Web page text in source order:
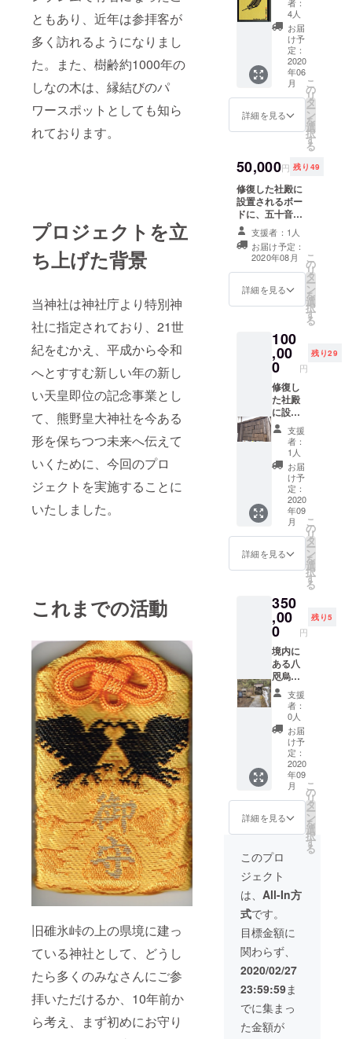
ともあり、近年は参拝客が
多く訪れるようになりまし
た。また、樹齢約1000年の
しなの木は、縁結びのパ
ワースポットとしても知ら
れております。
プロジェクトを立
ち上げた背景
当神社は神社庁より特別神
社に指定されており、21世
紀をむかえ、平成から令和
へとすすむ新しい年の新し
い天皇即位の記念事業とし
て、熊野皇大神社を今ある
形を保ちつつ未来へ伝えて
いくために、今回のプロ
ジェクトを実施することに
いたしました。
これまでの活動
旧碓氷峠の上の県境に建っ
ている神社として、どうし
たら多くのみなさんにご参
拝いただけるか、10年前か
ら考え、まず初めにお守り
に今回
のクラ
ウド
ファン
ドのみ
の特別
な御朱
印を記
載して
②絵馬
は備考
欄に絵
馬に書
くお願
い事を
書いて
いただ
神社に
て記入
奉納さ
せてい
ただき
※当社で
は、通
常は御
朱印お
よび御
朱印
帳、絵
馬など
の通信
販売な
どはし
ており
ん。本
クラウ
みの特
典にな
りま
す。
当社に
て夏の
終わり
の祭礼
である
『浦安
の舞』
を奉納
する巫
施日
は、6月
中と
し、も
し希望
の日が
あれば
備考欄
に、候
補日を
複数お
いで
す。神
事との
兼ね合
いもあ
り、ご
希望に
添えな
い場合
には、
こちら
から候
補日を
ご提案
し選ん
でいた
だきま
す。ま
もござ
います
ので、
身長に
ついて
もご記
入いた
だけれ
ば幸い
です。
※当社へ
の交通
費、お
よび滞
在費用
など
は、ご
自身の
ます。
くださ
い。
まし
た。 ①
御朱印
帳（蒔
絵仕立
て、
125mm
☓184m
m）伝
統工芸
の蒔絵
と裏表
紙にあ
しらっ
た重厚
感のあ
インの
御朱印
帳で
す。最
初の
ウド
ファン
ドのみ
の特別
な御朱
印を記
載し、
ご支援
いただ
きまし
たみな
さまに
祈祷を
奉仕
し、神
さまの
ご守護
をいた
める神
事を
行って
お送り
いたし
ます。
②絵馬
これは
備考欄
に絵馬
に書く
お願い
事を書
いてい
ただ
き、当
神社に
て記入
ご守護
をいた
だける
ように
願い求
める神
事を
行った
のち、
境内の
しなの
木の近
くにて
奉納さ
せてい
4人
お届
け予
定：
2020
年06
月
詳細を見る
こ
の
リ
タ
ー
ン
を
選
択
す
る
50,000円 残り49
修復した社殿に
設置されるボー
ドに、五十音順
に、お名前を記
載し祈祷を奉仕
し、神さまのご
守護をいただけ
るように願い求
める神事を行い
で、でき次第こ
ちらにて、写真
などでご案内い
たします。 ※お
名前を匿名とす
る場合には、備
考欄にてその旨
お書きくださ
い。 ※記載する
名称について
は、公序良俗に
反するもの、反
社会的勢力に関
係すると判断さ
れる内容、他者
の知的財産権を
侵害する恐れの
あるものなどに
支援者：1人
お届け予定：
2020年08月
詳細を見る
こ
の
リ
タ
ー
ン
を
選
択
す
る
100
,00
0 円
残り29
修復し
た社殿
に設置
される
ボード
に、単
独のプ
レート
に記名
し祈祷
を奉仕
し、神
さまの
ご守護
をいた
だける
願い求
める神
事を
行った
ものを
掲示い
たしま
す。
ボード
につい
ては現
在鋭意
製作中
ですの
で、完
成次
第、お
知らせ
にてご
案内い
たしま
す。 ※
お名前
を匿名
とする
場合に
は、備
考欄に
てその
旨お書
きくだ
さい。
※記載す
る名称
につい
支援
者：
1人
お届
け予
定：
2020
年09
月
詳細を見る
こ
の
リ
タ
ー
ン
を
選
択
す
る
350
,00
0 円
残り5
境内に
ある八
咫烏社
の屋外
部分に
彫り込
みのプ
レート
を作
成、神
さまの
ご守護
をいた
だける
ように
願い求
める神
事を
行った
のち掲
示しま
す。こ
ちらは
いつで
もご覧
になれ
る場所
になり
ます。
※お名前
を匿名
支援
者：
0人
お届
け予
定：
2020
年09
月
詳細を見る
こ
の
リ
タ
ー
ン
を
選
択
す
る
このプロ
ジェクト
は、 All-In方
式です。
目標金額に
関わらず、
2020/02/27
23:59:59ま
でに集まっ
た金額が